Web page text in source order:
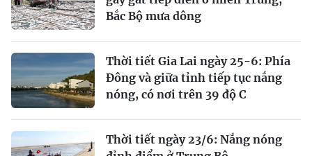
Bắc Bộ mưa dông
Thời tiết Gia Lai ngày 25-6: Phía
Đông và giữa tỉnh tiếp tục nắng
nóng, có nơi trên 39 độ C
Thời tiết ngày 23/6: Nắng nóng